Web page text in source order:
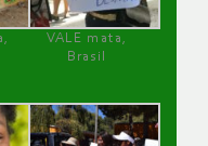
VALE mata,
Brasil